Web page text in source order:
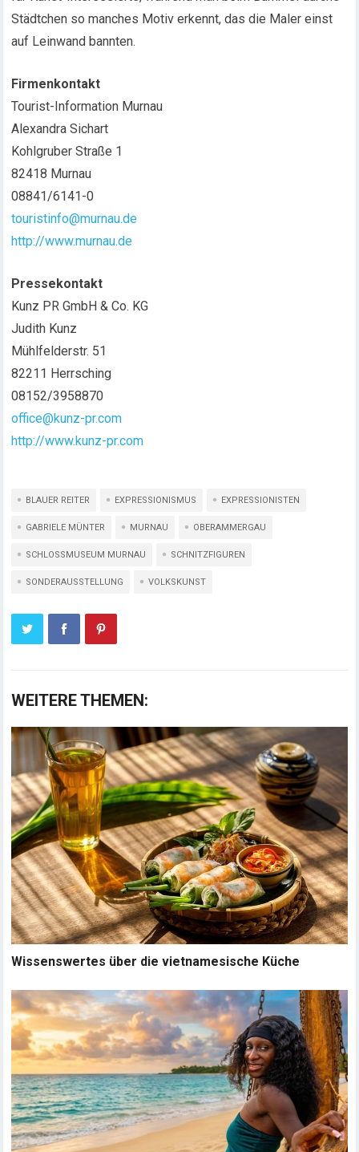
Städtchen so manches Motiv erkennt, das die Maler einst
auf Leinwand bannten.
Firmenkontakt
Tourist-Information Murnau
Alexandra Sichart
Kohlgruber Straße 1
82418 Murnau
08841/6141-0
touristinfo@murnau.de
http://www.murnau.de
Pressekontakt
Kunz PR GmbH & Co. KG
Judith Kunz
Mühlfelderstr. 51
82211 Herrsching
08152/3958870
office@kunz-pr.com
http://www.kunz-pr.com
BLAUER REITER EXPRESSIONISMUS EXPRESSIONISTEN
GABRIELE MÜNTER MURNAU OBERAMMERGAU
SCHLOSSMUSEUM MURNAU SCHNITZFIGUREN
SONDERAUSSTELLUNG VOLKSKUNST
WEITERE THEMEN:
Wissenswertes über die vietnamesische Küche